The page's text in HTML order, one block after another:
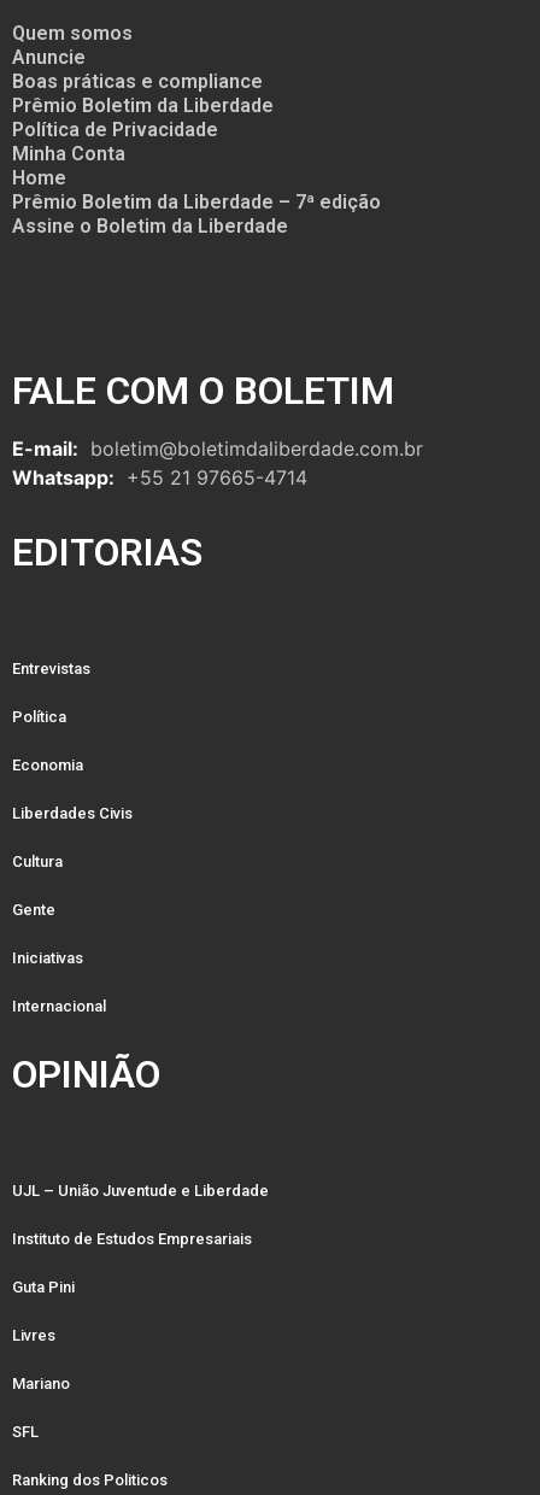
Quem somos
Anuncie
Boas práticas e compliance
Prêmio Boletim da Liberdade
Política de Privacidade
Minha Conta
Home
Prêmio Boletim da Liberdade – 7ª edição
Assine o Boletim da Liberdade
FALE COM O BOLETIM
E-mail: boletim@boletimdaliberdade.com.br
Whatsapp: +55 21 97665-4714
EDITORIAS
Entrevistas
Política
Economia
Liberdades Civis
Cultura
Gente
Iniciativas
Internacional
OPINIÃO
UJL – União Juventude e Liberdade
Instituto de Estudos Empresariais
Guta Pini
Livres
Mariano
SFL
Ranking dos Politicos